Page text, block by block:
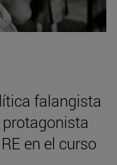
falangista
en el curso